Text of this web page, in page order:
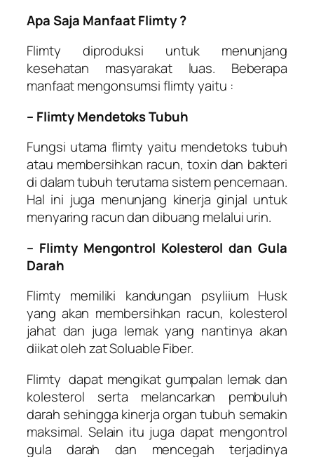
Apa Saja Manfaat Flimty ?
Flimty diproduksi untuk menunjang
kesehatan masyarakat luas. Beberapa
manfaat mengonsumsi flimty yaitu :
– Flimty Mendetoks Tubuh
Fungsi utama flimty yaitu mendetoks tubuh
atau membersihkan racun, toxin dan bakteri
di dalam tubuh terutama sistem pencernaan.
Hal ini juga menunjang kinerja ginjal untuk
menyaring racun dan dibuang melalui urin.
– Flimty Mengontrol Kolesterol dan Gula
Darah
Flimty memiliki kandungan psyliium Husk
yang akan membersihkan racun, kolesterol
jahat dan juga lemak yang nantinya akan
diikat oleh zat Soluable Fiber.
Flimty dapat mengikat gumpalan lemak dan
kolesterol serta melancarkan pembuluh
darah sehingga kinerja organ tubuh semakin
maksimal. Selain itu juga dapat mengontrol
gula darah dan mencegah terjadinya